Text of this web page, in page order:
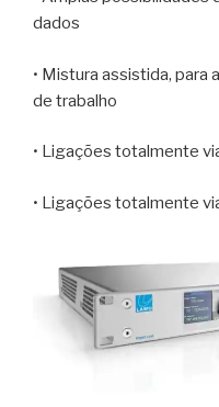
dados
• Mistura assistida, para
de trabalho
• Ligações totalmente
• Ligações totalmente